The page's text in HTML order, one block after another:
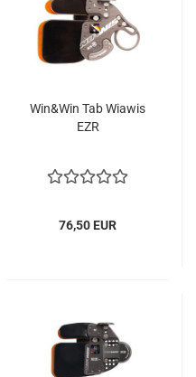
Win&Win Tab Wiawis
EZR
76,50 EUR